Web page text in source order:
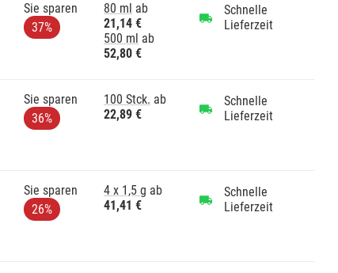
Sie sparen
37%
80 ml ab
21,14 €
500 ml ab
52,80 €
Schnelle
Lieferzeit
Sie sparen
36%
100 Stck. ab
22,89 €
Schnelle
Lieferzeit
Sie sparen
26%
4 x 1,5 g ab
41,41 €
Schnelle
Lieferzeit